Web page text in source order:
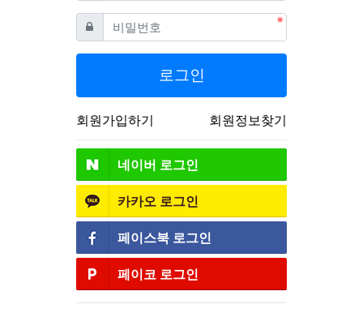
비밀번호필수
로그인
회원가입하기 회원정보찾기
네이버 로그인
카카오 로그인
페이스북 로그인
페이코 로그인